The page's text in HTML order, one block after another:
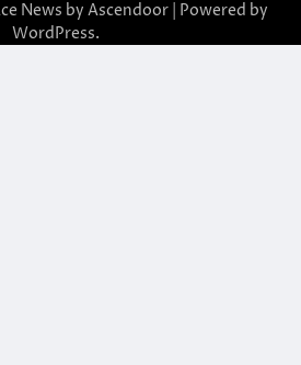
News by Ascendoor | Powered by
WordPress.